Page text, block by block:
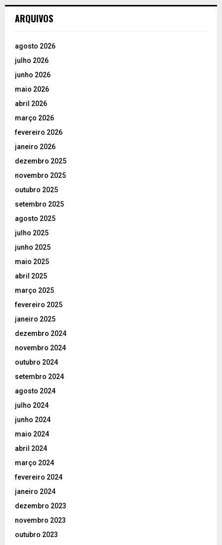
ARQUIVOS
agosto 2026
julho 2026
junho 2026
maio 2026
abril 2026
março 2026
fevereiro 2026
janeiro 2026
dezembro 2025
novembro 2025
outubro 2025
setembro 2025
agosto 2025
julho 2025
junho 2025
maio 2025
abril 2025
março 2025
fevereiro 2025
janeiro 2025
dezembro 2024
novembro 2024
outubro 2024
setembro 2024
agosto 2024
julho 2024
junho 2024
maio 2024
abril 2024
março 2024
fevereiro 2024
janeiro 2024
dezembro 2023
novembro 2023
outubro 2023